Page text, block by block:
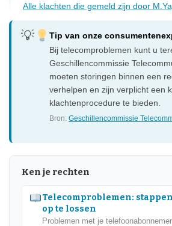
Alle klachten die gemeld zijn door
Tip van onze
Bij telecomproblemen kunt u
Geschillencommissie
moeten storingen binnen een
verhelpen en zijn verplicht een
klachtenprocedure te bieden.
Bron:Geschillencommissie
Ken je rechten
Telecomproblemen:
op te lossen
Problemen met je